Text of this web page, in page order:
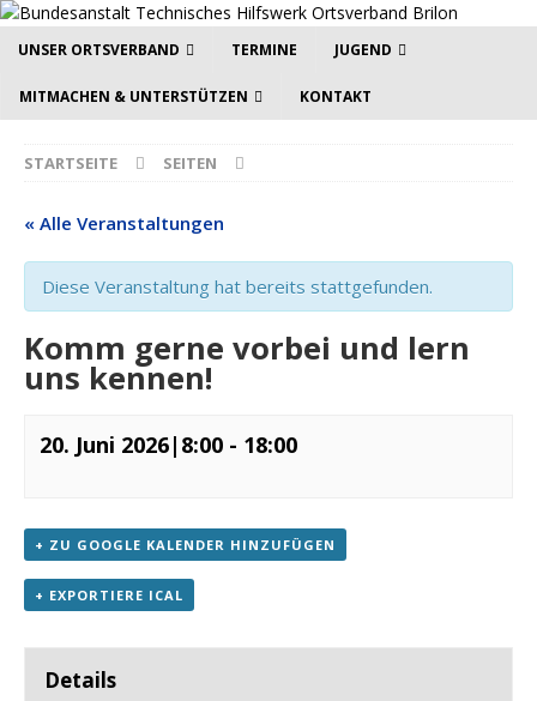
UNSER ORTSVERBAND TERMINE JUGEND
MITMACHEN & UNTERSTÜTZEN KONTAKT
STARTSEITE SEITEN
« Alle Veranstaltungen
Diese Veranstaltung hat bereits stattgefunden.
Komm gerne vorbei und lern
uns kennen!
20. Juni 2026|8:00 - 18:00
+ ZU GOOGLE KALENDER HINZUFÜGEN
+ EXPORTIERE ICAL
Details